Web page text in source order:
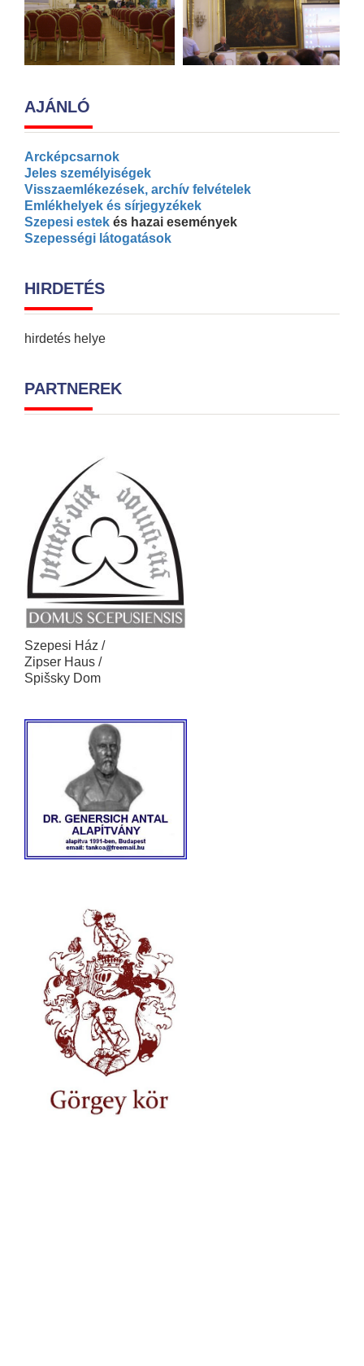
AJÁNLÓ
Arcképcsarnok
Jeles személyiségek
Visszaemlékezések, archív felvételek
Emlékhelyek és sírjegyzékek
Szepesi estek és hazai események
Szepességi látogatások
HIRDETÉS
hirdetés helye
PARTNEREK
Szepesi Ház /
Zipser Haus /
Spišsky Dom